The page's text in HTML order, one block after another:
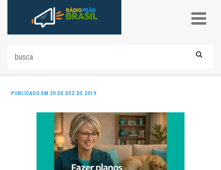
PUBLICADO EM 20 DE DEZ DE 2019